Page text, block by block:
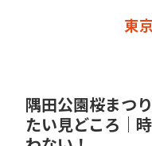
東
隅田公園桜まつ
たい見どころ｜